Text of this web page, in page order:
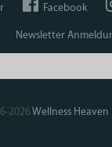
Facebook
Newsletter
2026Wellness